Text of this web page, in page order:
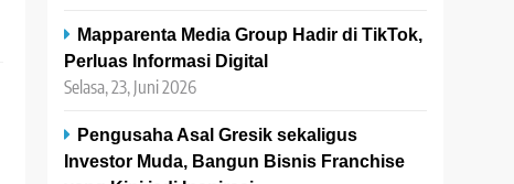
Mapparenta Media Group Hadir di TikTok,
Perluas Informasi Digital
Selasa, 23, Juni 2026
Pengusaha Asal Gresik sekaligus
Investor Muda, Bangun Bisnis Franchise